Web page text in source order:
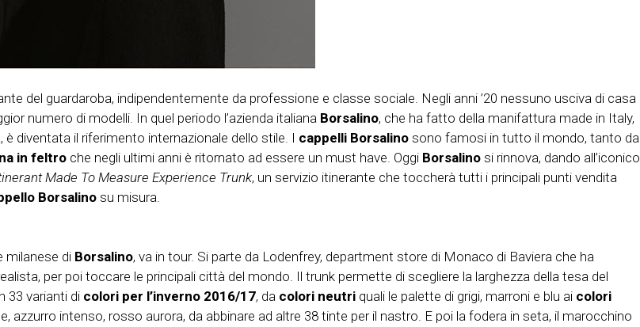
del guardaroba, indipendentemente da professione e classe sociale. Negli anni ’20 nessuno usciva di casa
numero di modelli. In quel periodo l’azienda italiana Borsalino, che ha fatto della manifattura made in Italy,
diventata il riferimento internazionale dello stile. I cappelli Borsalino sono famosi in tutto il mondo, tanto da
in feltro che negli ultimi anni è ritornato ad essere un must have. Oggi Borsalino si rinnova, dando all’iconico
Made To Measure Experience Trunk, un servizio itinerante che toccherà tutti i principali punti vendita
Borsalino su misura.
milanese di Borsalino, va in tour. Si parte da Lodenfrey, department store di Monaco di Baviera che ha
per poi toccare le principali città del mondo. Il trunk permette di scegliere la larghezza della tesa del
33 varianti di colori per l’inverno 2016/17, da colori neutri quali le palette di grigi, marroni e blu ai colori
azzurro intenso, rosso aurora, da abbinare ad altre 38 tinte per il nastro. E poi la fodera in seta, il marocchino